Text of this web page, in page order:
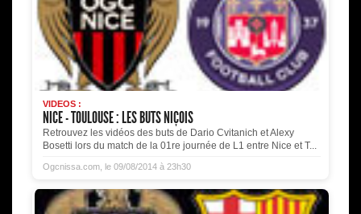
VIDEOS :
NICE - TOULOUSE : LES BUTS NIÇOIS
Retrouvez les vidéos des buts de Dario Cvitanich et Alexy
Bosetti lors du match de la 01re journée de L1 entre Nice et T...
Ogcnissa.com, le 09/08/2014 à 23h30